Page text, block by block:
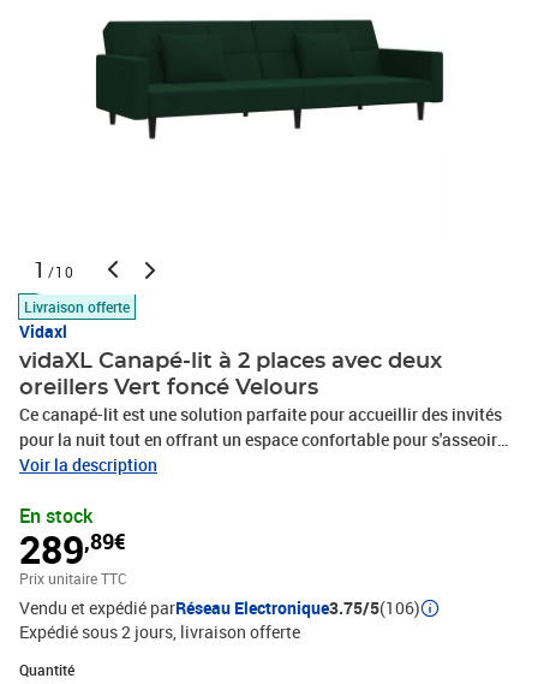
1 /10
Livraison offerte
Vidaxl
vidaXL Canapé-lit à 2 places avec deux
oreillers Vert foncé Velours
Ce canapé-lit est une solution parfaite pour accueillir des invités
pour la nuit tout en offrant un espace confortable pour s'asseoir
pendant la journée. Fonction 2 en 1 : ce canapé-lit se transforme
canapé. Vous pouvez pousser les deux dossiers séparés
partiellement ou complètement vers le bas pour créer un endroit
idéal pour une sieste ou un lit double.Expérience de siège
confortable : ce canapé-lit est recouvert d'un velours doux et
confortable. le velours est un tissu doux et luxueux qui se
reconnaît à son tas dense de fibres uniformément coupées qui ont
une touche lisse. Le tissu en velours présente un toucher doux
Voir la description
En stock
289,89€
Prix unitaire TTC
Vendu et expédié parRéseau Electronique3.75/5(106)
Expédié sous 2 jours livraison offerte
Quantité
Quantité : 1